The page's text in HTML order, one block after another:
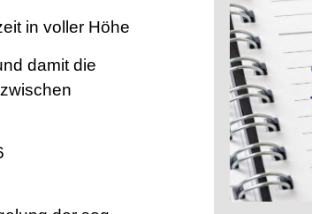
in voller Höhe
damit die